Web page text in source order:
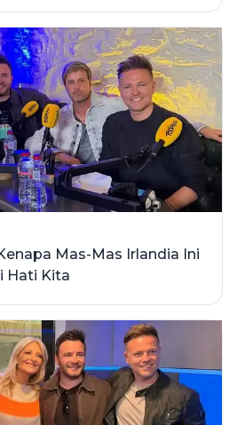
Mas-Mas Irlandia Ini
Hati Kita